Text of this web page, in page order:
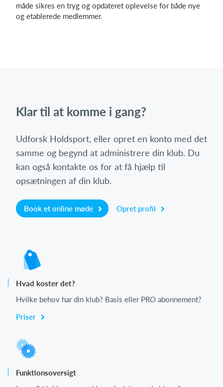
måde sikres en tryg og opdateret oplevelse for både nye
og etablerede medlemmer.
Klar til at komme i gang?
Udforsk Holdsport, eller opret en konto med det
samme og begynd at administrere din klub. Du
kan også kontakte os for at få hjælp til
opsætningen af din klub.
Book et online møde Opret profil
Hvad koster det?
Hvilke behov har din klub? Basis eller PRO abonnement?
Priser
Funktionsoversigt